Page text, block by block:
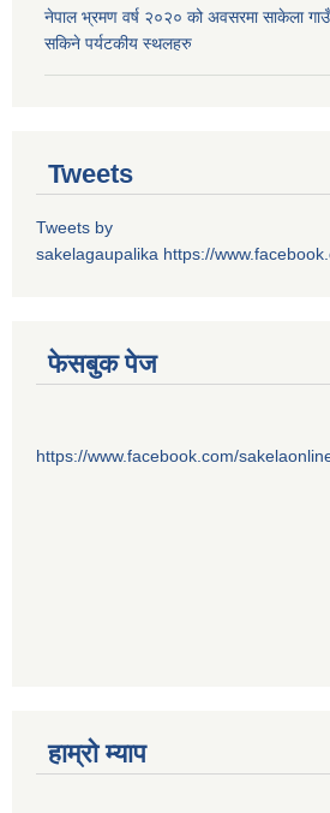
नेपाल भ्रमण वर्ष २०२० को अवसरमा साकेला
सकिने पर्यटकीय स्थलहरु
Tweets
Tweets by
sakelagaupalika https://
फेसबुक पेज
https://www.facebook.com/
हाम्राे म्याप